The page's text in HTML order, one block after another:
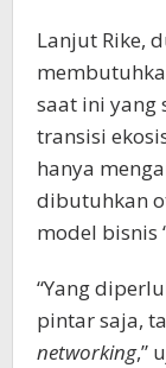
Lanjut Rike,
saat ini yang
transisi
hanya
dibutuhkan
model bisnis
“Yang
pintar saja,
networking,”